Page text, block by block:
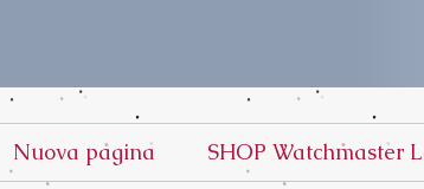
Nuova pagina SHOP Watchmaster